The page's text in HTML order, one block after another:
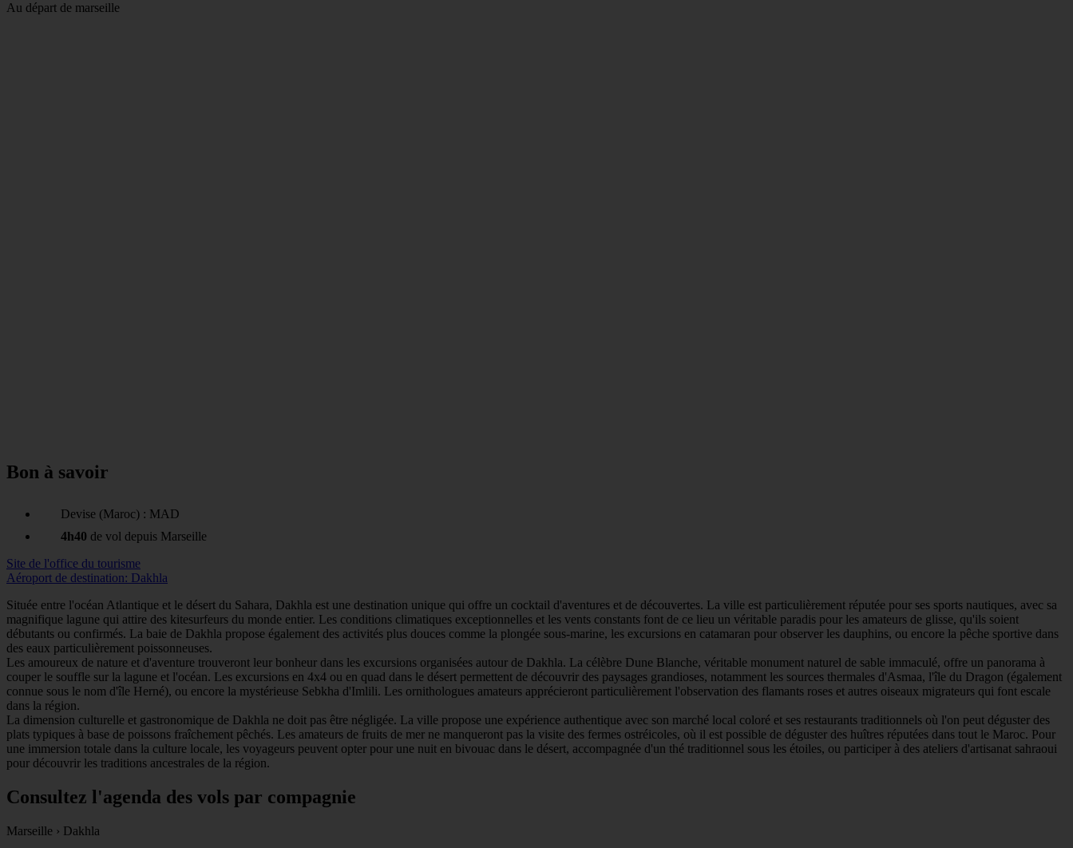
Au départ de marseille
Bon à savoir
Devise (Maroc) : MAD
4h40 de vol depuis Marseille
Site de l'office du tourisme
Aéroport de destination: Dakhla
Située entre l'océan Atlantique et le désert du Sahara, Dakhla est une destination unique qui offre un cocktail d'aventures et de découvertes. La ville est particulièrement réputée pour ses sports nautiques, avec sa
magnifique lagune qui attire des kitesurfeurs du monde entier. Les conditions climatiques exceptionnelles et les vents constants font de ce lieu un véritable paradis pour les amateurs de glisse, qu'ils soient
débutants ou confirmés. La baie de Dakhla propose également des activités plus douces comme la plongée sous-marine, les excursions en catamaran pour observer les dauphins, ou encore la pêche sportive dans
des eaux particulièrement poissonneuses.
Les amoureux de nature et d'aventure trouveront leur bonheur dans les excursions organisées autour de Dakhla. La célèbre Dune Blanche, véritable monument naturel de sable immaculé, offre un panorama à
couper le souffle sur la lagune et l'océan. Les excursions en 4x4 ou en quad dans le désert permettent de découvrir des paysages grandioses, notamment les sources thermales d'Asmaa, l'île du Dragon (également
connue sous le nom d'île Herné), ou encore la mystérieuse Sebkha d'Imlili. Les ornithologues amateurs apprécieront particulièrement l'observation des flamants roses et autres oiseaux migrateurs qui font escale
dans la région.
La dimension culturelle et gastronomique de Dakhla ne doit pas être négligée. La ville propose une expérience authentique avec son marché local coloré et ses restaurants traditionnels où l'on peut déguster des
plats typiques à base de poissons fraîchement pêchés. Les amateurs de fruits de mer ne manqueront pas la visite des fermes ostréicoles, où il est possible de déguster des huîtres réputées dans tout le Maroc. Pour
une immersion totale dans la culture locale, les voyageurs peuvent opter pour une nuit en bivouac dans le désert, accompagnée d'un thé traditionnel sous les étoiles, ou participer à des ateliers d'artisanat sahraoui
pour découvrir les traditions ancestrales de la région.
Consultez l'agenda des vols par compagnie
Marseille › Dakhla